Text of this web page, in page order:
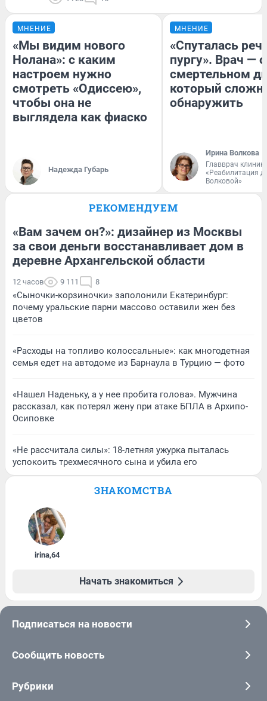
МНЕНИЕ
«Мы видим нового
Нолана»: с каким
настроем нужно
смотреть «Одиссею»,
чтобы она не
выглядела как фиаско
Надежда Губарь
МНЕНИЕ
«Спуталась
пургу». Врач — о
смертельном
который
обнаружить
Ирина Волкова
Главврач
«Реабилитация
Волковой»
РЕКОМЕНДУЕМ
«Вам зачем он?»: дизайнер из Москвы
за свои деньги восстанавливает дом в
деревне Архангельской области
12 часов 9 111 8
«Сыночки-корзиночки» заполонили Екатеринбург:
почему уральские парни массово оставили жен без
цветов
«Расходы на топливо колоссальные»: как многодетная
семья едет на автодоме из Барнаула в Турцию — фото
«Нашел Наденьку, а у нее пробита голова». Мужчина
рассказал, как потерял жену при атаке БПЛА в Архипо-
Осиповке
«Не рассчитала силы»: 18-летняя ужурка пыталась
успокоить трехмесячного сына и убила его
ЗНАКОМСТВА
irina,64
Начать знакомиться
Подписаться на новости
Сообщить новость
Рубрики